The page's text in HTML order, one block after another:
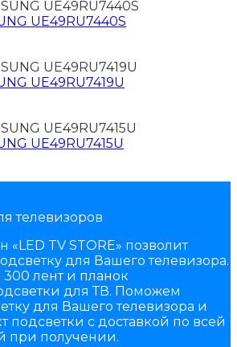
UЕ49RU7440S
UЕ49RU7419U
UЕ49RU7415U
телевизоров
«LED TV STORE» позволит
для Вашего телевизора.
лент и планок
для ТВ. Поможем
для Вашего телевизора и
подсветки с доставкой по всей
при получении.